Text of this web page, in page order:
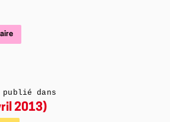
dans
2013)